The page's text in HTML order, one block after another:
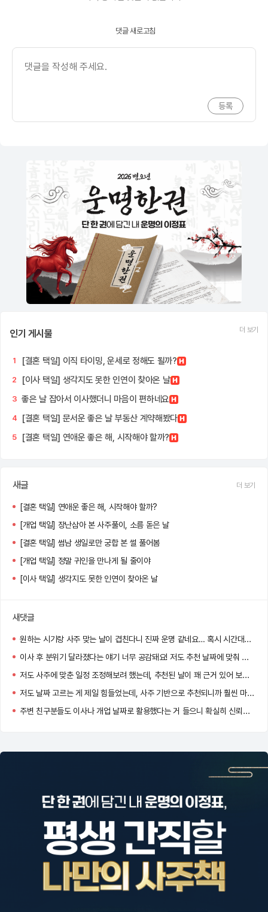
댓글 새로고침
인기 게시물 더 보기
1 [결혼 택일] 이직 타이밍, 운세로 정해도 될까?
2 [이사 택일] 생각지도 못한 인연이 찾아온 날
3 좋은 날 잡아서 이사했더니 마음이 편하네요
4 [결혼 택일] 문서운 좋은 날 부동산 계약해봤다
5 [결혼 택일] 연애운 좋은 해, 시작해야 할까?
새글 더 보기
[결혼 택일] 연애운 좋은 해, 시작해야 할까?
[개업 택일] 장난삼아 본 사주풀이, 소름 돋은 날
[결혼 택일] 썸남 생일로만 궁합 본 썰 풀어봄
[개업 택일] 정말 귀인을 만나게 될 줄이야
[이사 택일] 생각지도 못한 인연이 찾아온 날
새댓글
원하는 시기랑 사주 맞는 날이 겹친다니 진짜 운명 같네요… 혹시 시간대도 같이 추천되던가요?
이사 후 분위기 달라졌다는 얘기 너무 공감돼요! 저도 추천 날짜에 맞춰 이사했는데 신기하게 일이 잘 풀리더라고요.
저도 사주에 맞춘 일정 조정해보려 했는데, 추천된 날이 꽤 근거 있어 보여서 고민 중이에요. 도움 많이 될 것 같아요!
저도 날짜 고르는 게 제일 힘들었는데, 사주 기반으로 추천되니까 훨씬 마음이 놓이더라고요!
주변 친구분들도 이사나 개업 날짜로 활용했다는 거 들으니 확실히 신뢰감 생기네요.